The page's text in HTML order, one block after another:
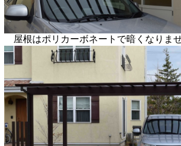
屋根はポリカーボネートで暗くなりませ